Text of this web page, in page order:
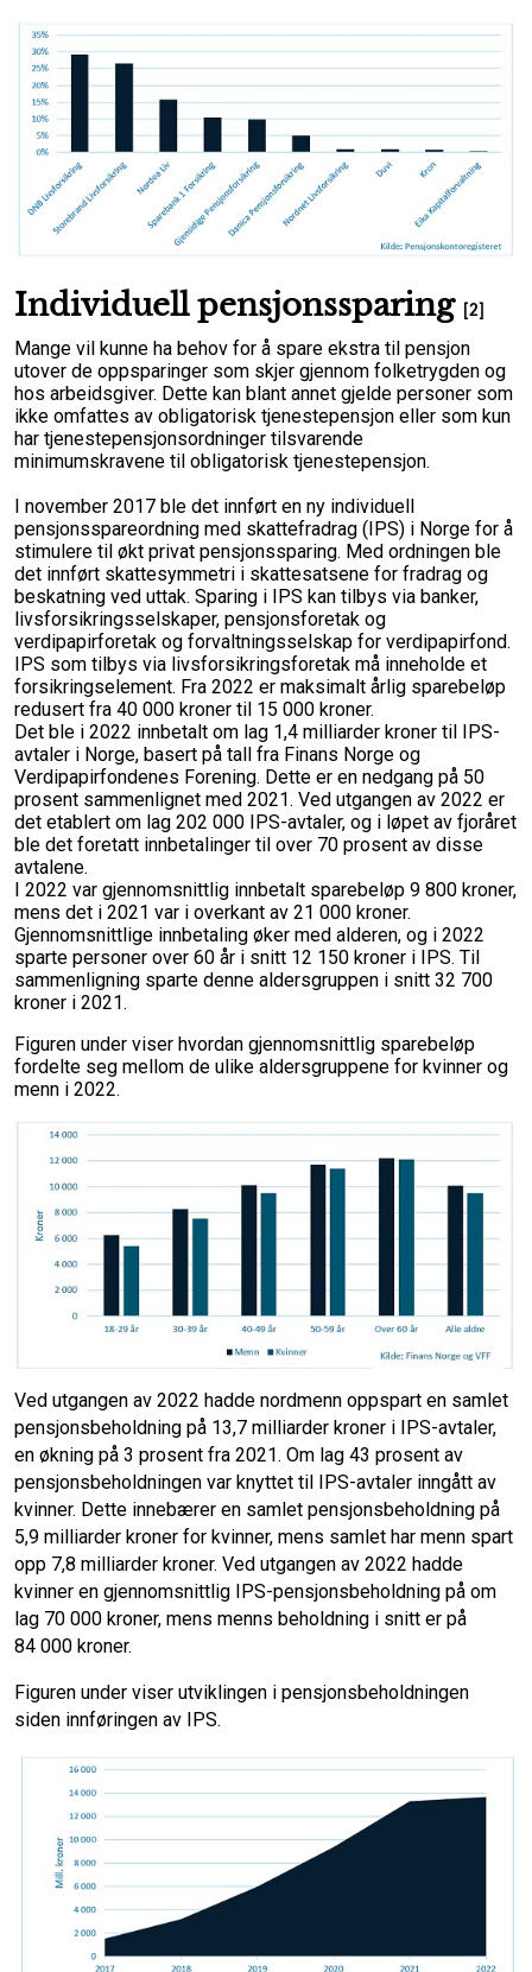
Individuell pensjonssparing [2]
Mange vil kunne ha behov for å spare ekstra til pensjon
utover de oppsparinger som skjer gjennom folketrygden og
hos arbeidsgiver. Dette kan blant annet gjelde personer som
ikke omfattes av obligatorisk tjenestepensjon eller som kun
har tjenestepensjonsordninger tilsvarende
minimumskravene til obligatorisk tjenestepensjon.
I november 2017 ble det innført en ny individuell
pensjonsspareordning med skattefradrag (IPS) i Norge for å
stimulere til økt privat pensjonssparing. Med ordningen ble
det innført skattesymmetri i skattesatsene for fradrag og
beskatning ved uttak. Sparing i IPS kan tilbys via banker,
livsforsikringsselskaper, pensjonsforetak og
verdipapirforetak og forvaltningsselskap for verdipapirfond.
IPS som tilbys via livsforsikringsforetak må inneholde et
forsikringselement. Fra 2022 er maksimalt årlig sparebeløp
redusert fra 40 000 kroner til 15 000 kroner.
Det ble i 2022 innbetalt om lag 1,4 milliarder kroner til IPS-
avtaler i Norge, basert på tall fra Finans Norge og
Verdipapirfondenes Forening. Dette er en nedgang på 50
prosent sammenlignet med 2021. Ved utgangen av 2022 er
det etablert om lag 202 000 IPS-avtaler, og i løpet av fjoråret
ble det foretatt innbetalinger til over 70 prosent av disse
avtalene.
I 2022 var gjennomsnittlig innbetalt sparebeløp 9 800 kroner,
mens det i 2021 var i overkant av 21 000 kroner.
Gjennomsnittlige innbetaling øker med alderen, og i 2022
sparte personer over 60 år i snitt 12 150 kroner i IPS. Til
sammenligning sparte denne aldersgruppen i snitt 32 700
kroner i 2021.
Figuren under viser hvordan gjennomsnittlig sparebeløp
fordelte seg mellom de ulike aldersgruppene for kvinner og
menn i 2022.
Ved utgangen av 2022 hadde nordmenn oppspart en samlet
pensjonsbeholdning på 13,7 milliarder kroner i IPS-avtaler,
en økning på 3 prosent fra 2021. Om lag 43 prosent av
pensjonsbeholdningen var knyttet til IPS-avtaler inngått av
kvinner. Dette innebærer en samlet pensjonsbeholdning på
5,9 milliarder kroner for kvinner, mens samlet har menn spart
opp 7,8 milliarder kroner. Ved utgangen av 2022 hadde
kvinner en gjennomsnittlig IPS-pensjonsbeholdning på om
lag 70 000 kroner, mens menns beholdning i snitt er på
84 000 kroner.
Figuren under viser utviklingen i pensjonsbeholdningen
siden innføringen av IPS.